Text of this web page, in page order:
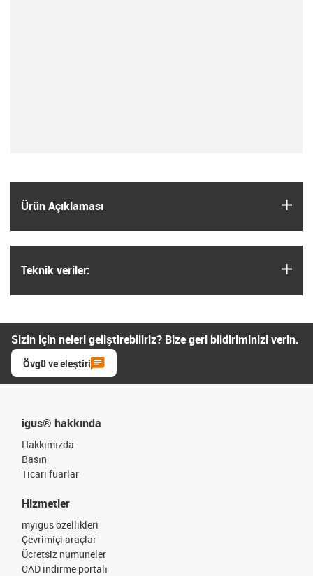
Ürün Açıklaması
Teknik veriler:
Sizin için neleri geliştirebiliriz? Bize geri bildiriminizi verin.
Övgü ve eleştiri
igus® hakkında
Hakkımızda
Basın
Ticari fuarlar
Hizmetler
myigus özellikleri
Çevrimiçi araçlar
Ücretsiz numuneler
CAD indirme portalı